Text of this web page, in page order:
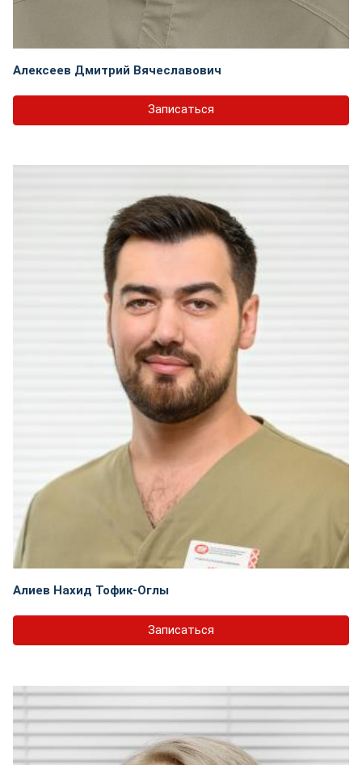
Алексеев Дмитрий Вячеславович
Записаться
Алиев Нахид Тофик-Оглы
Записаться